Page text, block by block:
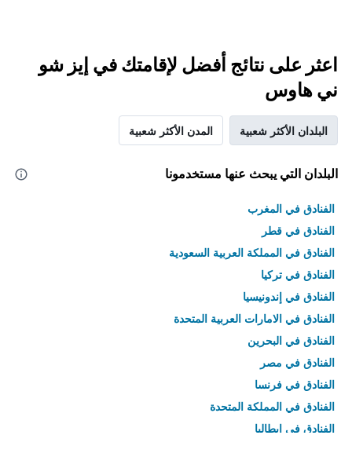
اعثر على نتائج أفضل لإقامتك في إيز شو
ني هاوس
البلدان الأكثر شعبية المدن الأكثر شعبية
البلدان التي يبحث عنها مستخدمونا
الفنادق في المغرب
الفنادق في قطر
الفنادق في المملكة العربية السعودية
الفنادق في تركيا
الفنادق في إندونيسيا
الفنادق في الامارات العربية المتحدة
الفنادق في البحرين
الفنادق في مصر
الفنادق في فرنسا
الفنادق في المملكة المتحدة
الفنادق في إيطاليا